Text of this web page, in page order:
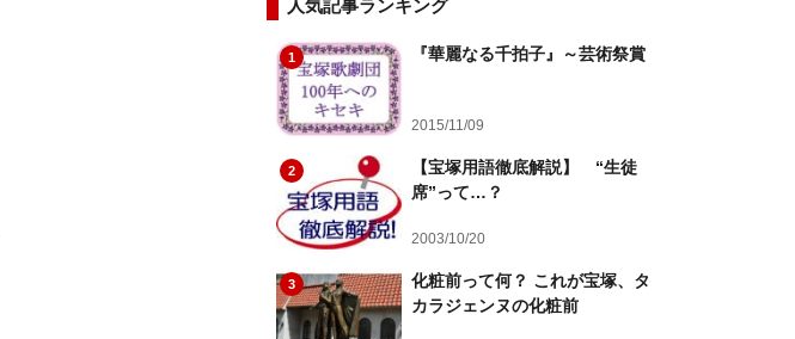
人気記事ランキング
1 『華麗なる千拍子』～芸術祭賞
2015/11/09
2
【宝塚用語徹底解説】 “生徒
席”って…？
2003/10/20
3
化粧前って何？ これが宝塚、タ
カラジェンヌの化粧前